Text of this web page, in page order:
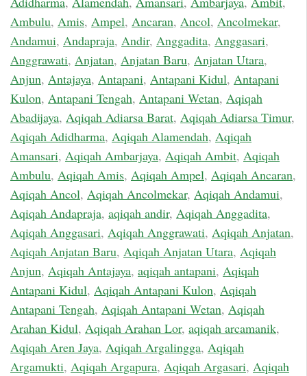
Ambulu, Amis, Ampel, Ancaran, Ancol, Ancolmekar,
Andamui, Andapraja, Andir, Anggadita, Anggasari,
Anggrawati, Anjatan, Anjatan Baru, Anjatan Utara,
Anjun, Antajaya, Antapani, Antapani Kidul, Antapani
Kulon, Antapani Tengah, Antapani Wetan, Aqiqah
Abadijaya, Aqiqah Adiarsa Barat, Aqiqah Adiarsa Timur,
Aqiqah Adidharma, Aqiqah Alamendah, Aqiqah
Amansari, Aqiqah Ambarjaya, Aqiqah Ambit, Aqiqah
Ambulu, Aqiqah Amis, Aqiqah Ampel, Aqiqah Ancaran,
Aqiqah Ancol, Aqiqah Ancolmekar, Aqiqah Andamui,
Aqiqah Andapraja, aqiqah andir, Aqiqah Anggadita,
Aqiqah Anggasari, Aqiqah Anggrawati, Aqiqah Anjatan,
Aqiqah Anjatan Baru, Aqiqah Anjatan Utara, Aqiqah
Anjun, Aqiqah Antajaya, aqiqah antapani, Aqiqah
Antapani Kidul, Aqiqah Antapani Kulon, Aqiqah
Antapani Tengah, Aqiqah Antapani Wetan, Aqiqah
Arahan Kidul, Aqiqah Arahan Lor, aqiqah arcamanik,
Aqiqah Aren Jaya, Aqiqah Argalingga, Aqiqah
Argamukti, Aqiqah Argapura, Aqiqah Argasari, Aqiqah